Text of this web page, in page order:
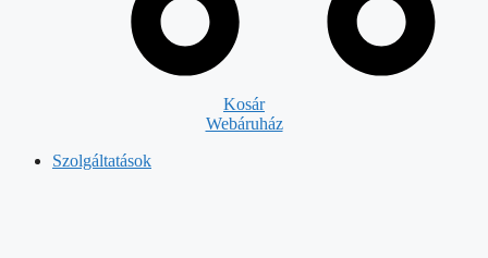
Kosár
Webáruház
Szolgáltatások